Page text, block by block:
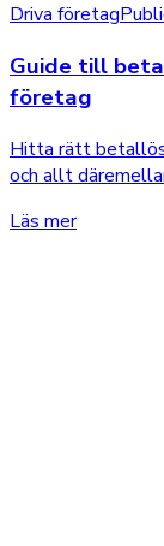
Driva företag
Guide till
företag
Hitta rätt
och allt
Läs mer